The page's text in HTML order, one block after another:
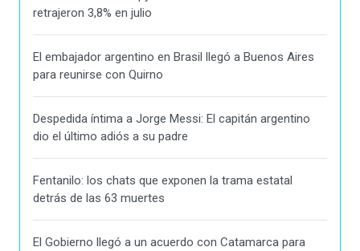
retrajeron 3,8% en julio
El embajador argentino en Brasil llegó a Buenos Aires
para reunirse con Quirno
Despedida íntima a Jorge Messi: El capitán argentino
dio el último adiós a su padre
Fentanilo: los chats que exponen la trama estatal
detrás de las 63 muertes
El Gobierno llegó a un acuerdo con Catamarca para